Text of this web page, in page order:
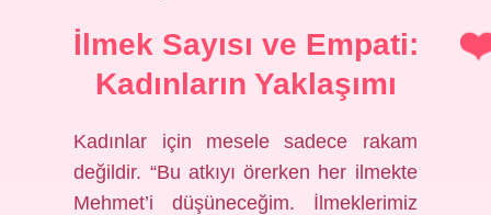
İlmek Sayısı ve Empati:
Kadınların Yaklaşımı
Kadınlar için mesele sadece rakam
değildir. “Bu atkıyı örerken her ilmekte
Mehmet’i düşüneceğim. İlmeklerimiz